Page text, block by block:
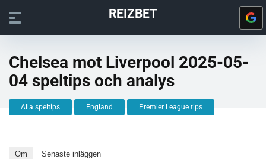
REIZBET
Chelsea mot Liverpool 2025-05-
04 speltips och analys
Alla speltips England Premier League tips
Om Senaste inläggen